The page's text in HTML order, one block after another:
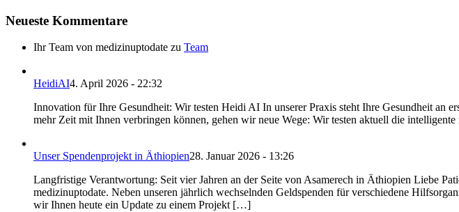
Neueste Kommentare
Ihr Team von medizinuptodate zu Team
HeidiAI4. April 2026 - 22:32
Innovation für Ihre Gesundheit: Wir testen Heidi AI In unserer Praxis steht Ihre Gesundheit an
mehr Zeit mit Ihnen verbringen können, gehen wir neue Wege: Wir testen aktuell die
Unser Spendenprojekt in Äthiopien28. Januar 2026 - 13:26
Langfristige Verantwortung: Seit vier Jahren an der Seite von Asamerech in Äthiopien Liebe
medizinuptodate. Neben unseren jährlich wechselnden Geldspenden für verschiedene
wir Ihnen heute ein Update zu einem Projekt […]